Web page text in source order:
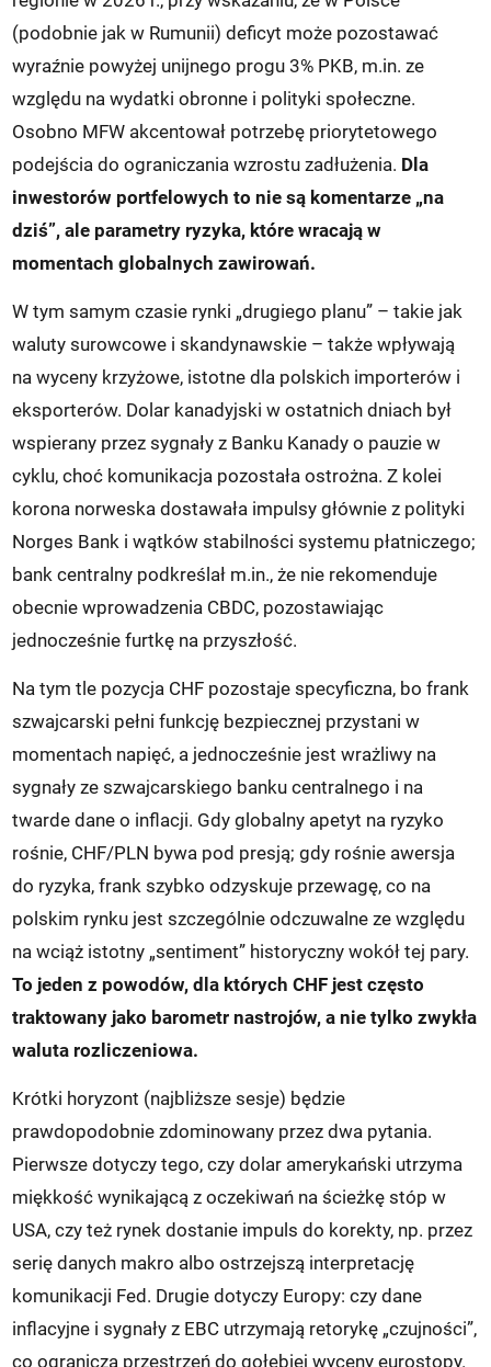
(podobnie jak w Rumunii) deficyt może pozostawać
wyraźnie powyżej unijnego progu 3% PKB, m.in. ze
względu na wydatki obronne i polityki społeczne.
Osobno MFW akcentował potrzebę priorytetowego
podejścia do ograniczania wzrostu zadłużenia. Dla
inwestorów portfelowych to nie są komentarze „na
dziś”, ale parametry ryzyka, które wracają w
momentach globalnych zawirowań.
W tym samym czasie rynki „drugiego planu” – takie jak
waluty surowcowe i skandynawskie – także wpływają
na wyceny krzyżowe, istotne dla polskich importerów i
eksporterów. Dolar kanadyjski w ostatnich dniach był
wspierany przez sygnały z Banku Kanady o pauzie w
cyklu, choć komunikacja pozostała ostrożna. Z kolei
korona norweska dostawała impulsy głównie z polityki
Norges Bank i wątków stabilności systemu płatniczego;
bank centralny podkreślał m.in., że nie rekomenduje
obecnie wprowadzenia CBDC, pozostawiając
jednocześnie furtkę na przyszłość.
Na tym tle pozycja CHF pozostaje specyficzna, bo frank
szwajcarski pełni funkcję bezpiecznej przystani w
momentach napięć, a jednocześnie jest wrażliwy na
sygnały ze szwajcarskiego banku centralnego i na
twarde dane o inflacji. Gdy globalny apetyt na ryzyko
rośnie, CHF/PLN bywa pod presją; gdy rośnie awersja
do ryzyka, frank szybko odzyskuje przewagę, co na
polskim rynku jest szczególnie odczuwalne ze względu
na wciąż istotny „sentiment” historyczny wokół tej pary.
To jeden z powodów, dla których CHF jest często
traktowany jako barometr nastrojów, a nie tylko zwykła
waluta rozliczeniowa.
Krótki horyzont (najbliższe sesje) będzie
prawdopodobnie zdominowany przez dwa pytania.
Pierwsze dotyczy tego, czy dolar amerykański utrzyma
miękkość wynikającą z oczekiwań na ścieżkę stóp w
USA, czy też rynek dostanie impuls do korekty, np. przez
serię danych makro albo ostrzejszą interpretację
komunikacji Fed. Drugie dotyczy Europy: czy dane
inflacyjne i sygnały z EBC utrzymają retorykę „czujności”,
co ogranicza przestrzeń do gołębiej wyceny eurostopy.